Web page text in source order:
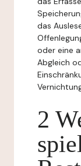
das
oder eine
Abgleich
2